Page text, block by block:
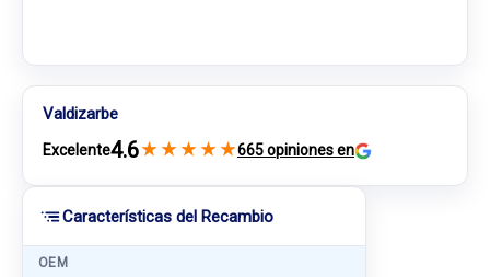
Características del Recambio
OEM
Valdizarbe
Excelente4.6★ ★ ★ ★ ★665 opiniones en